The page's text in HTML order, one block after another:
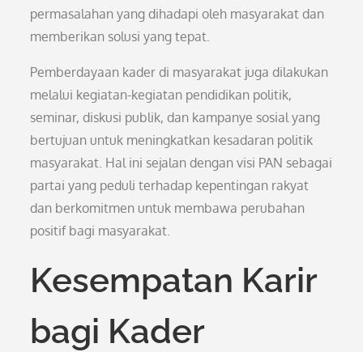
permasalahan yang dihadapi oleh masyarakat dan
memberikan solusi yang tepat.
Pemberdayaan kader di masyarakat juga dilakukan
melalui kegiatan-kegiatan pendidikan politik,
seminar, diskusi publik, dan kampanye sosial yang
bertujuan untuk meningkatkan kesadaran politik
masyarakat. Hal ini sejalan dengan visi PAN sebagai
partai yang peduli terhadap kepentingan rakyat
dan berkomitmen untuk membawa perubahan
positif bagi masyarakat.
Kesempatan Karir
bagi Kader